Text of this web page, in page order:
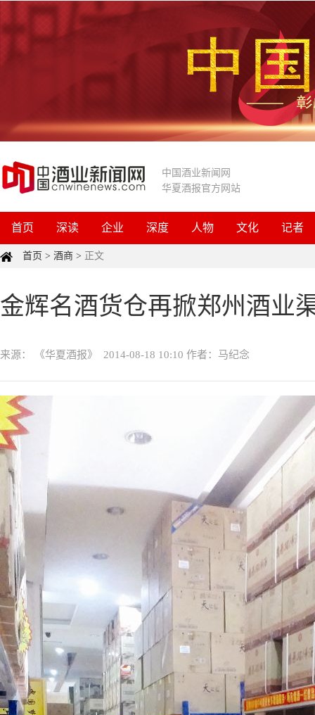
中国酒业新闻网
华夏酒报官方网站
首页 深读 企业 深度 人物 文化 记者
首页 > 酒商 > 正文
金辉名酒货仓再掀郑州酒业
来源： 《华夏酒报》 2014-08-18 10:10 作者：马纪念